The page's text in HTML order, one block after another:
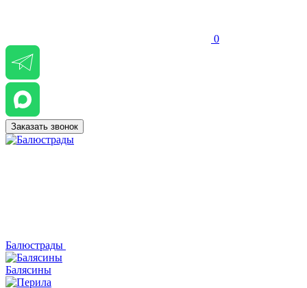
0
Заказать звонок
Балюстрады
Балясины